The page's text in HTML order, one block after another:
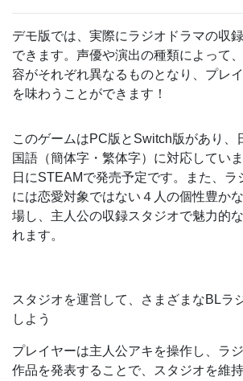
デモ版では、実際にラジオドラマの収
できます。声優や演出の種類によって
容がそれぞれ異なるものとなり、プレ
を味わうことができます！
このゲームはPC版とSwitch版があり、
国語（簡体字・繁体字）に対応してい
日にSTEAMで発売予定です。また、ラ
には恋愛対象ではない４人の個性豊か
場し、主人公の収録スタジオで魅力的
れます。
スタジオを運営して、さまざまなBLラ
しよう
プレイヤーは主人公アキを操作し、ラ
作品を発表することで、スタジオを維